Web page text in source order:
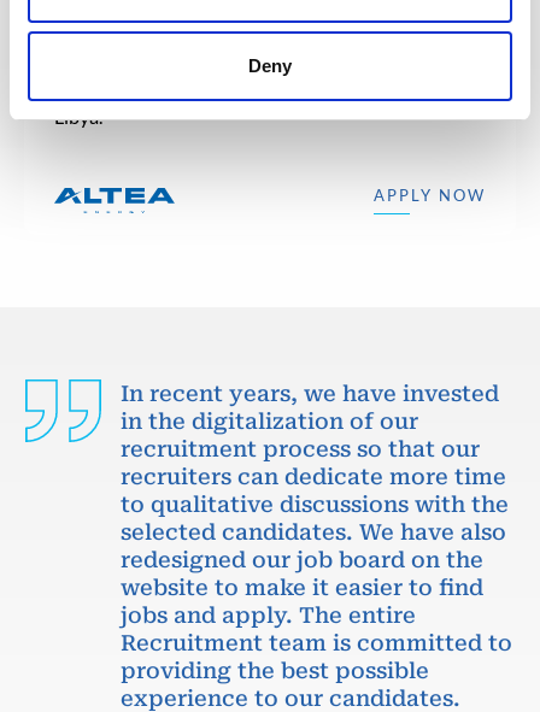
Deny
UPSTREAM
We are looking for an Expert in Voith gear to join
Libya.
APPLY NOW
In recent years, we have invested
in the digitalization of our
recruitment process so that our
recruiters can dedicate more time
to qualitative discussions with the
selected candidates. We have also
redesigned our job board on the
website to make it easier to find
jobs and apply. The entire
Recruitment team is committed to
providing the best possible
experience to our candidates.